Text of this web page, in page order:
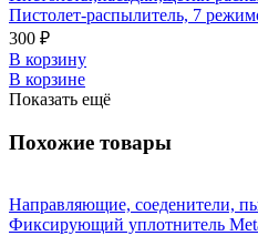
Пистолет-распылитель, 7
300 ₽
В корзину
В корзине
Показать ещё
Похожие товары
Направляющие, соеденители,
Фиксирующий уплотнитель